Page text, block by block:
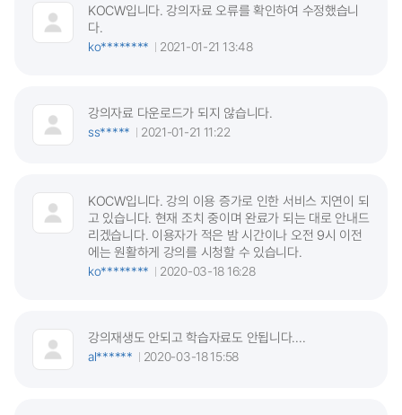
KOCW입니다. 강의자료 오류를 확인하여 수정했습니
다.
ko********
2021-01-21 13:48
강의자료 다운로드가 되지 않습니다.
ss*****
2021-01-21 11:22
KOCW입니다. 강의 이용 증가로 인한 서비스 지연이 되
고 있습니다. 현재 조치 중이며 완료가 되는 대로 안내드
리겠습니다. 이용자가 적은 밤 시간이나 오전 9시 이전
에는 원활하게 강의를 시청할 수 있습니다.
ko********
2020-03-18 16:28
강의재생도 안되고 학습자료도 안됩니다....
al******
2020-03-18 15:58